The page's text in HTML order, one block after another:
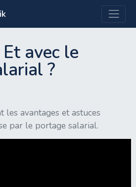
avec le
?
les avantages et astuces
par le portage salarial.